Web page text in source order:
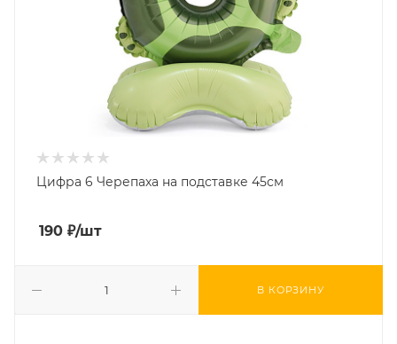
Цифра 6 Черепаха на подставке 45см
190 ₽/шт
В КОРЗИНУ